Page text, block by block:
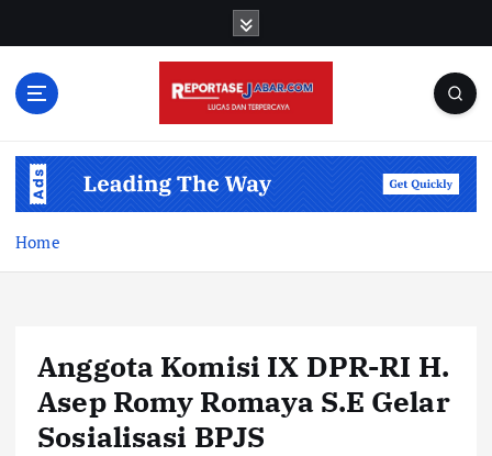
Home
Anggota Komisi IX DPR-RI H.
Asep Romy Romaya S.E Gelar
Sosialisasi BPJS